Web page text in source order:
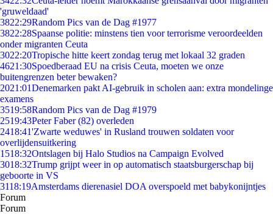
'gruweldaad'
3822:29Random Pics van de Dag #1977
3822:28Spaanse politie: minstens tien voor terrorisme veroordeelden
onder migranten Ceuta
3022:20Tropische hitte keert zondag terug met lokaal 32 graden
4621:30Spoedberaad EU na crisis Ceuta, moeten we onze
buitengrenzen beter bewaken?
2021:01Denemarken pakt AI-gebruik in scholen aan: extra mondelinge
examens
3519:58Random Pics van de Dag #1979
2519:43Peter Faber (82) overleden
2418:41'Zwarte weduwes' in Rusland trouwen soldaten voor
overlijdensuitkering
1518:32Ontslagen bij Halo Studios na Campaign Evolved
3018:32Trump grijpt weer in op automatisch staatsburgerschap bij
geboorte in VS
3118:19Amsterdams dierenasiel DOA overspoeld met babykonijntjes
Forum
Forum